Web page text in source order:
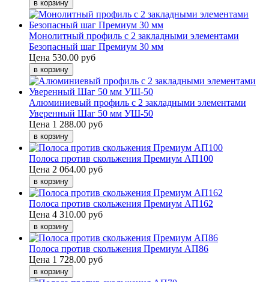
Монолитный профиль c 2 закладными элементами
Безопасный шаг Премиум 30 мм
Цена 530.00 руб
Алюминиевый профиль с 2 закладными элементами
Уверенный Шаг 50 мм УШ-50
Цена 1 288.00 руб
Полоса против скольжения Премиум АП100
Цена 2 064.00 руб
Полоса против скольжения Премиум АП162
Цена 4 310.00 руб
Полоса против скольжения Премиум АП86
Цена 1 728.00 руб